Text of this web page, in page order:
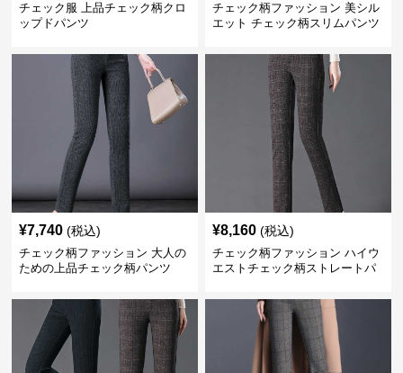
チェック服 上品チェック柄クロ
ップドパンツ
チェック柄ファッション 美シル
エット チェック柄スリムパンツ
¥7,740 (税込)
チェック柄ファッション 大人の
ための上品チェック柄パンツ
¥8,160 (税込)
チェック柄ファッション ハイウ
エストチェック柄ストレートパ